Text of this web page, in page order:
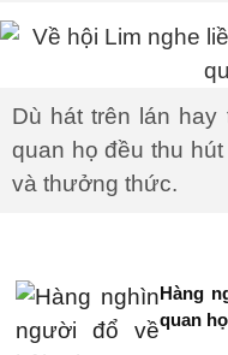
Dù hát trên lán hay
quan họ đều thu
và thưởng thức.
Hàng
quan họ